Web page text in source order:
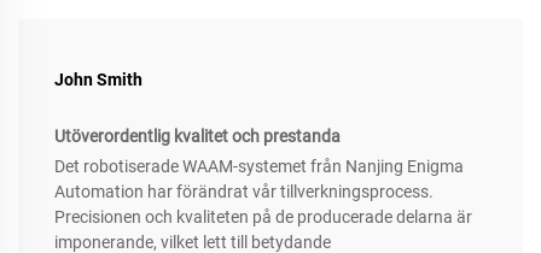
John Smith
Utöverordentlig kvalitet och prestanda
Det robotiserade WAAM-systemet från Nanjing Enigma
Automation har förändrat vår tillverkningsprocess.
Precisionen och kvaliteten på de producerade delarna är
imponerande, vilket lett till betydande